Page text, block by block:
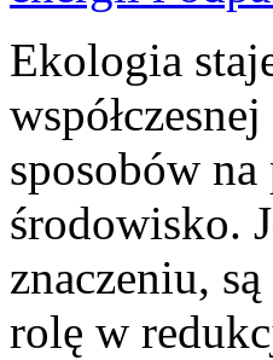
Ekologia
sposobów
środowisko.
znaczeniu,
rolę w